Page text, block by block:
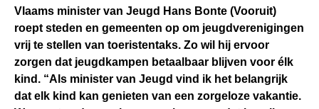
Vlaams minister van Jeugd Hans Bonte (Vooruit)
roept steden en gemeenten op om jeugdverenigingen
vrij te stellen van toeristentaks. Zo wil hij ervoor
zorgen dat jeugdkampen betaalbaar blijven voor élk
kind. “Als minister van Jeugd vind ik het belangrijk
dat elk kind kan genieten van een zorgeloze vakantie.